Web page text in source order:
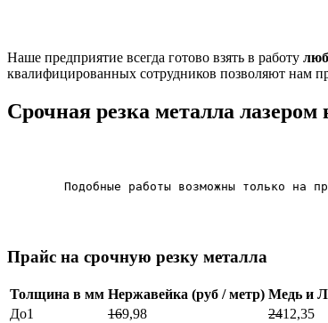
Наше предприятие всегда готово взять в работу
квалифицированных сотрудников позволяют нам
Срочная резка металла лазером
Прайс на срочную резку металла
Толщина в мм Нержавейка (руб / метр) Медь и
До1
169,98 2412,35